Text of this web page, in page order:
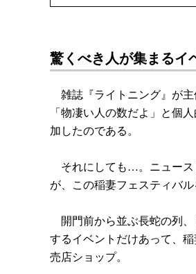
驚くべき人が集まるイ
雑誌『ライトニング』が主
「物凄い人の数だよ」と個
加したのである。
それにしても…。ニュース
が、この稲妻フェスティバ
開門前から並ぶ長蛇の列
するイベントだけあって、
売店ショップ。